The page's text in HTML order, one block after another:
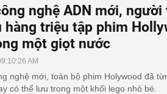
nghệ ADN mới, người
hàng triệu tập phim
một giọt nước
AM
nghệ mới, toàn bộ phim Holywood đã
có thể lưu trong một khối lego nhỏ bé.